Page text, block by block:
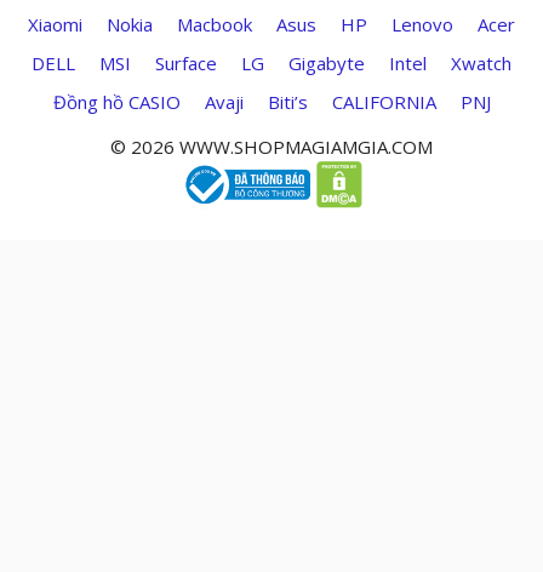
Xiaomi
Nokia Macbook Asus HP Lenovo
Acer
DELL
MSI Surface LG Gigabyte Intel
Xwatch
Đồng hồ CASIO
Avaji Biti’s CALIFORNIA
PNJ
© 2026 WWW.SHOPMAGIAMGIA.COM